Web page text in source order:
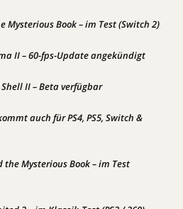
Mysterious Book – im Test (Switch 2)
II – 60-fps-Update angekündigt
II – Beta verfügbar
auch für PS4, PS5, Switch &
the Mysterious Book – im Test